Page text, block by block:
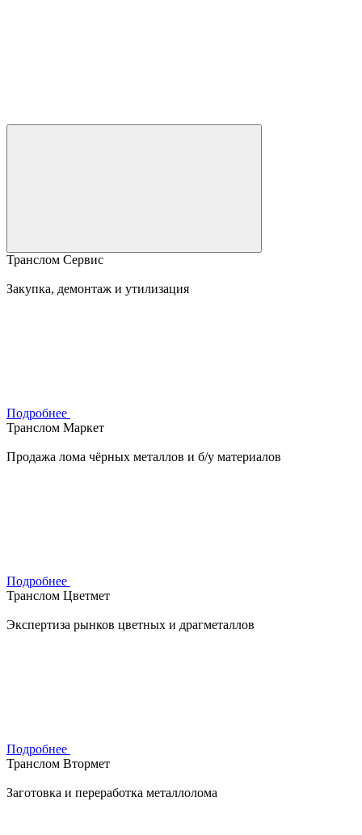
Транслом Сервис
Закупка, демонтаж и утилизация
Подробнее
Транслом Маркет
Продажа лома чёрных металлов и б/у материалов
Подробнее
Транслом Цветмет
Экспертиза рынков цветных и драгметаллов
Подробнее
Транслом Втормет
Заготовка и переработка металлолома